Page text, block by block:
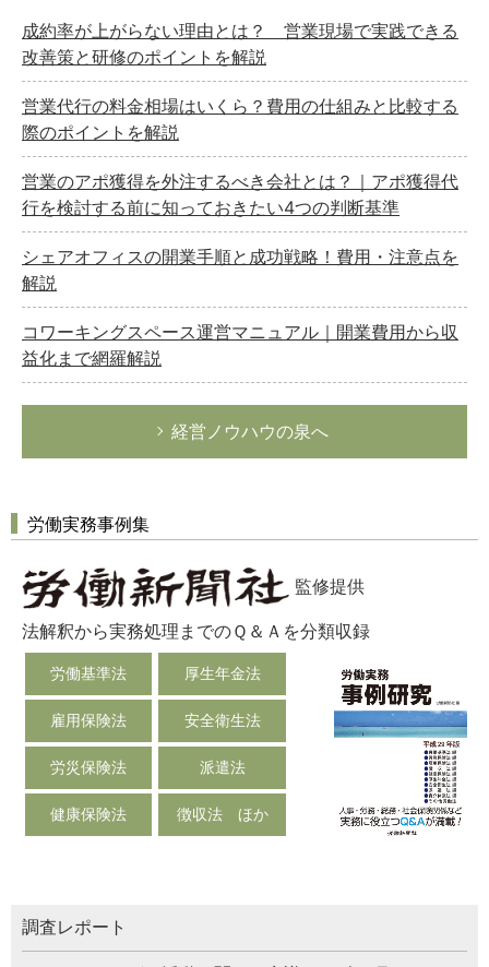
成約率が上がらない理由とは？ 営業現場で実践できる
改善策と研修のポイントを解説
営業代行の料金相場はいくら？費用の仕組みと比較する
際のポイントを解説
営業のアポ獲得を外注するべき会社とは？｜アポ獲得代
行を検討する前に知っておきたい4つの判断基準
シェアオフィスの開業手順と成功戦略！費用・注意点を
解説
コワーキングスペース運営マニュアル｜開業費用から収
益化まで網羅解説
経営ノウハウの泉へ
労働実務事例集
監修提供
法解釈から実務処理までのＱ＆Ａを分類収録
労働基準法 厚生年金法
雇用保険法 安全衛生法
労災保険法 派遣法
健康保険法 徴収法 ほか
調査レポート